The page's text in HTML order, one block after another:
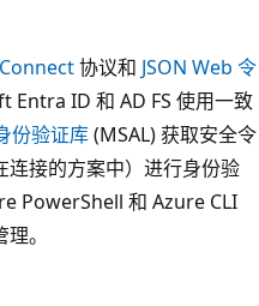
协议和 JSON Web 令
Entra ID 和 AD FS 使用一致
份验证库(MSAL) 获取安全令
接的方案中）进行身份验
PowerShell 和 Azure CLI
。